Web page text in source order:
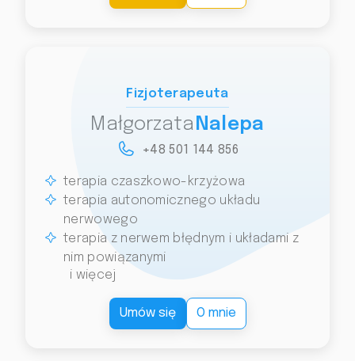
Fizjoterapeuta
MałgorzataNalepa
+48 501 144 856
terapia czaszkowo-krzyżowa
terapia autonomicznego układu
nerwowego
terapia z nerwem błędnym i układami z
nim powiązanymi
i więcej
Umów się O mnie